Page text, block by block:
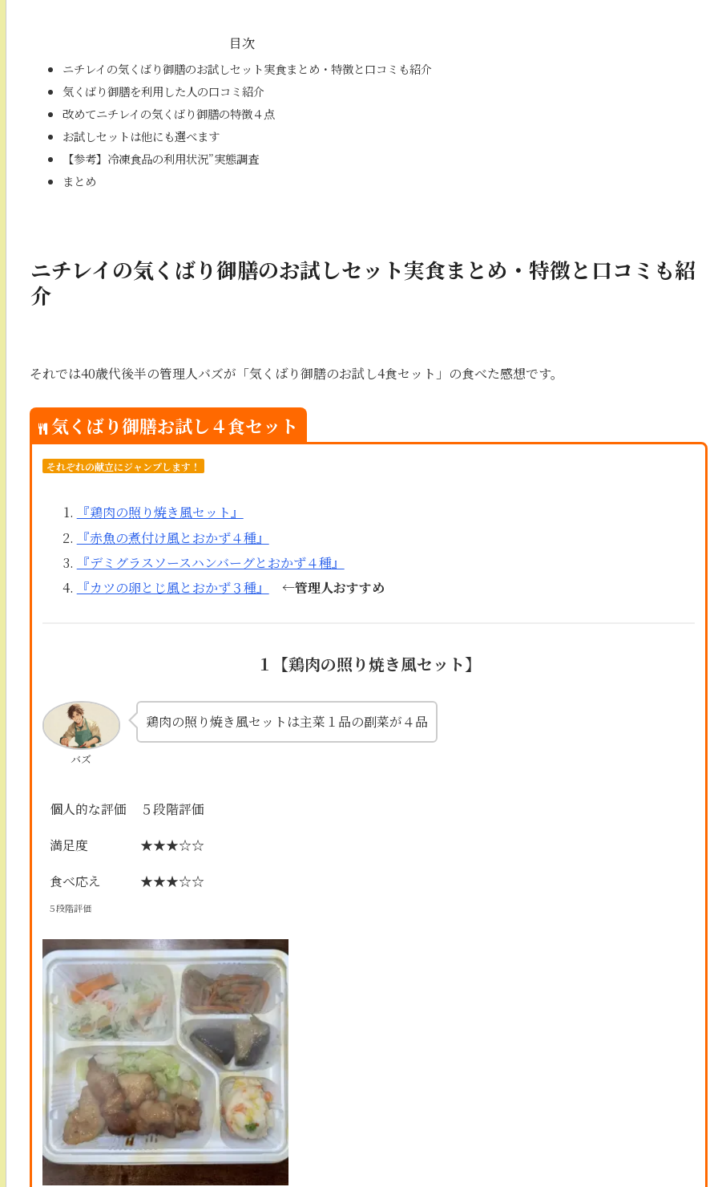
目次
ニチレイの気くばり御膳のお試しセット実食まとめ・特徴と口コミも紹介
気くばり御膳を利用した人の口コミ紹介
改めてニチレイの気くばり御膳の特徴４点
お試しセットは他にも選べます
【参考】冷凍食品の利用状況”実態調査
まとめ
ニチレイの気くばり御膳のお試しセット実食まとめ・特徴と口コミも紹
介
それでは40歳代後半の管理人バズが「気くばり御膳のお試し4食セット」の食べた感想です。
気くばり御膳お試し４食セット
それぞれの献立にジャンプします！
『鶏肉の照り焼き風セット』
『赤魚の煮付け風とおかず４種』
『デミグラスソースハンバーグとおかず４種』
『カツの卵とじ風とおかず３種』
←管理人おすすめ
１ 【鶏肉の照り焼き風セット】
バズ
鶏肉の照り焼き風セットは主菜１品の副菜が４品
個人的な評価
５段階評価
満足度
★★★☆☆
食べ応え
★★★☆☆
５段階評価